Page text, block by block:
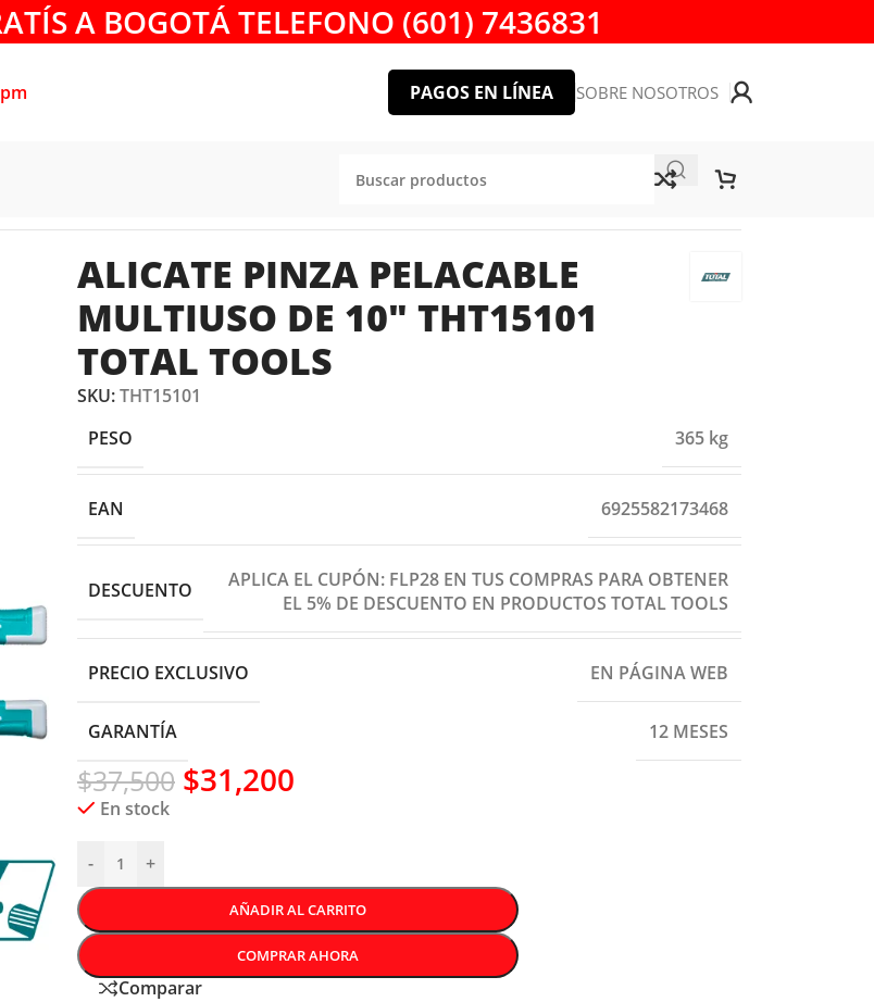
A BOGOTÁ TELEFONO (601) 7436831
PAGOS EN LÍNEA SOBRE NOSOTROS
ALICATE PINZA PELACABLE
MULTIUSO DE 10″ THT15101
TOTAL TOOLS
SKU:THT15101
PESO
365 kg
EAN 6925582173468
DESCUENTO
APLICA EL CUPÓN: FLP28 EN TUS COMPRAS PARA OBTENER
EL 5% DE DESCUENTO EN PRODUCTOS TOTAL TOOLS
PRECIO EXCLUSIVO EN PÁGINA WEB
GARANTÍA 12 MESES
$37,500 $31,200
En stock
- +
AÑADIR AL CARRITO
COMPRAR AHORA
Comparar